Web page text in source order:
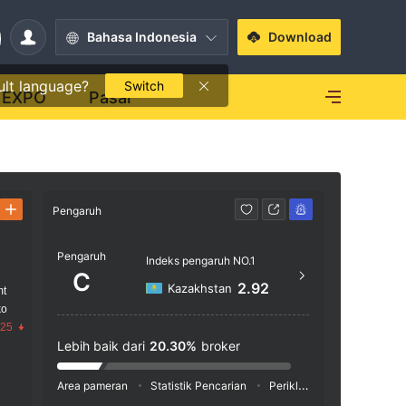
Bahasa Indonesia
language? Switch
Download
EXPO Pasar
Pengaruh
Pengaruh
C
Indeks pengaruh NO.1
Kazakhstan 2.92
Lebih baik dari 20.30% broker
Area pameran Statistik Pencarian Periklanan